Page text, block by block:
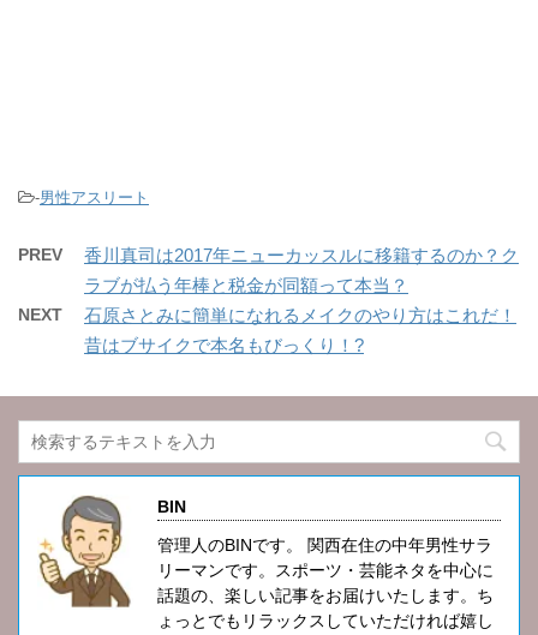
-男性アスリート
PREV
香川真司は2017年ニューカッスルに移籍するのか？ク
ラブが払う年棒と税金が同額って本当？
NEXT
石原さとみに簡単になれるメイクのやり方はこれだ！
昔はブサイクで本名もびっくり！?
BIN
管理人のBINです。 関西在住の中年男性サラ
リーマンです。スポーツ・芸能ネタを中心に
話題の、楽しい記事をお届けいたします。ち
ょっとでもリラックスしていただければ嬉し